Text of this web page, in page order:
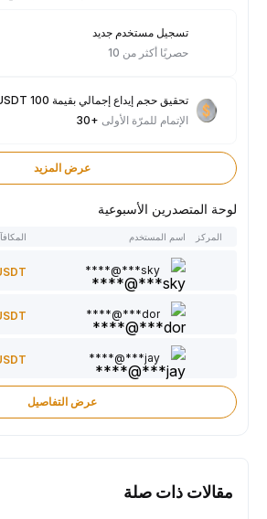
تسجيل مستخدم جديد
حصريًا أكثر من 10
تحقيق حجم إيداع إجمالي بقيمة 100 USDT فأكثر
الإتمام للمرّة الأولى+30
عرض المزيد
لوحة المتصدرين الأسبوعية
المركز اسم المستخدم المكافآت
sky***@****
USDT
dor***@****
USDT
jay***@****
USDT
عرض التفاصيل
مقالات ذات صلة